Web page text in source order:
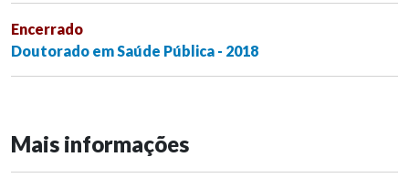
Encerrado
Doutorado em Saúde Pública - 2018
Mais informações